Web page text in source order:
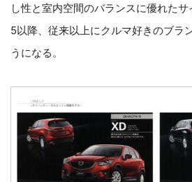
し性と室内空間のバランスに優れた
5以降、従来以上にクルマ好きのブラ
うになる。